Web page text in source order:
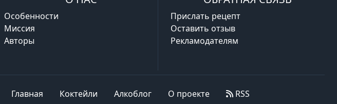
Особенности
Миссия
Авторы
Прислать рецепт
Оставить отзыв
Рекламодателям
Главная Коктейли Алкоблог О проекте RSS